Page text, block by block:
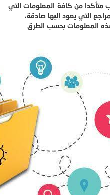
متأكدا من كافة المعلومات التي
التي يعود إليها صادقة،
المعلومات بحسب الطرق